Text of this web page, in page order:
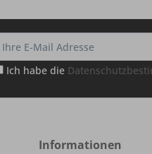
Ich habe die
Informationen